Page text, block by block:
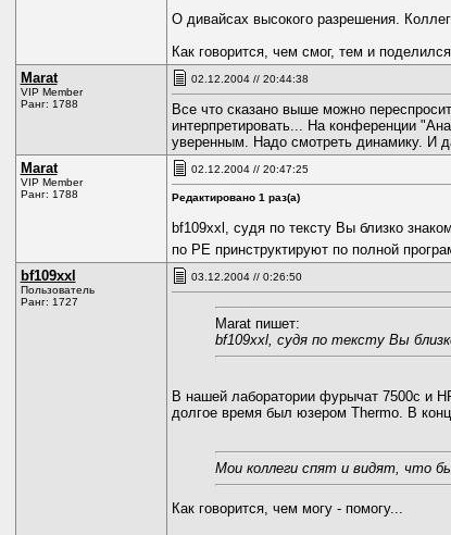
О дивайсах высокого разрешения.
Как говорится, чем смог, тем и
Marat
VIP Member
Ранг: 1788
02.12.2004 // 20:44:38
Все что сказано выше можно
интерпретировать... На конференции
уверенным. Надо смотреть динамику. И
Marat
VIP Member
Ранг: 1788
02.12.2004 // 20:47:25
Редактировано 1 раз(а)
bf109xxl, судя по тексту Вы близко
по РЕ принструктируют по полной
bf109xxl
Пользователь
Ранг: 1727
03.12.2004 // 0:26:50
Marat пишет:
bf109xxl, судя по тексту Вы
В нашей лаборатории фурычат 7500с и
долгое время был юзером Thermo. В
Мои коллеги спят и видят, что
Как говорится, чем могу - помогу...